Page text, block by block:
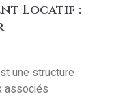
Locatif :
une structure
associés